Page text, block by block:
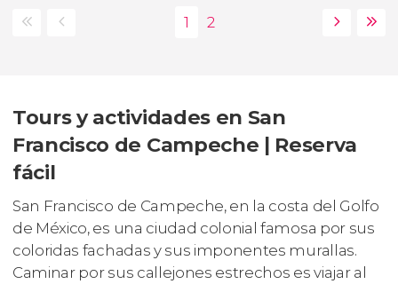
Tours y actividades en San
Francisco de Campeche | Reserva
fácil
San Francisco de Campeche, en la costa del Golfo
de México, es una ciudad colonial famosa por sus
coloridas fachadas y sus imponentes murallas.
Caminar por sus callejones estrechos es viajar al